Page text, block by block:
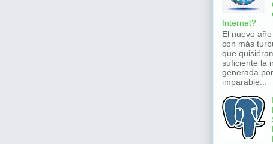
Internet?
El nuevo
con más
que
suficiente la
generada
imparable...